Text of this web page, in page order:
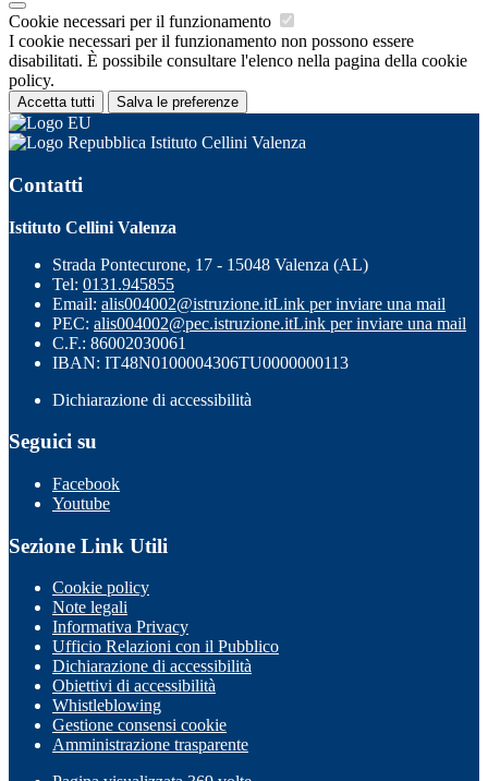
Cookie necessari per il funzionamento
I cookie necessari per il funzionamento non possono essere
disabilitati. È possibile consultare l'elenco nella pagina della cookie
policy.
Accetta tutti Salva le preferenze
Istituto Cellini Valenza
Contatti
Istituto Cellini Valenza
Strada Pontecurone, 17 - 15048 Valenza (AL)
Tel: 0131.945855
Email: alis004002@istruzione.itLink per inviare una mail
PEC: alis004002@pec.istruzione.itLink per inviare una mail
C.F.: 86002030061
IBAN: IT48N0100004306TU0000000113
Dichiarazione di accessibilità
Seguici su
Facebook
Youtube
Sezione Link Utili
Cookie policy
Note legali
Informativa Privacy
Ufficio Relazioni con il Pubblico
Dichiarazione di accessibilità
Obiettivi di accessibilità
Whistleblowing
Gestione consensi cookie
Amministrazione trasparente